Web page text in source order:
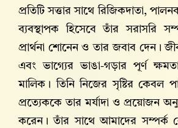
প্রতিটি সত্তার সাথে রিজিকদাতা,
ব্যবস্থাপক হিসেবে তাঁর সরাসরি
প্রার্থনা শোনেন ও তার জবাব দেন।
এবং ভাগ্যের ভাঙা-গড়ার পূর্ণ
মালিক। তিনি নিজের সৃষ্টির কেবল
প্রত্যেককে তার মর্যাদা ও প্রয়োজন
করেন। তাঁর সাথে আমাদের